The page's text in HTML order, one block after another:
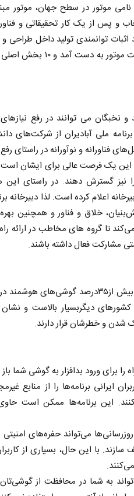
پس از یک کار تحقیقاتی و
اثبات توانمندی تولید داخل طراحی
در این پروژه ۴۵ درصد دانش فنی بومی ساخت
نخبگان می توانند در رفع نیازهای
ملی آبادیران از شرکت‌های
فناورانه و نوآورانه در راستای
این یک فرصت عالی برای ایشان
نیز گسترش دهند. در راستای این
اعلام کرده است. لذا دبیرخانه
خلاق و فناور و همچنین
تا گروه های مخاطب در ارائه
مشارکت فعال داشته باشند.
تازه‌ترین آمار سایت استاتیستا نشان می‌دهد بیش از۳۵درصد
کشور‌های دیگربسیار بالاست و
شدن و خطرشان قرار دارند.
را برای ورود بدافزار به گوشی شما باز
ایرانی برنامه‌ها را از منابع
این برنامه‌ها ممکن است حاوی
می‌تواند حفره‌های
با این حال، بسیاری از
به شما در محافظت از گوشی‌تان
بن‌بست ترامپ
مجلس
حکایت
نرگس